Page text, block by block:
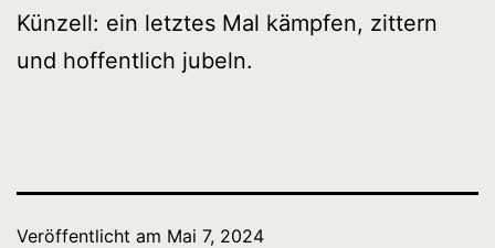
Künzell: ein letztes Mal kämpfen, zittern
und hoffentlich jubeln.
Veröffentlicht am Mai 7, 2024